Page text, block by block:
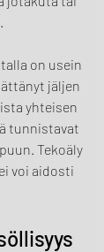
on usein
jäljen
yhteisen
tunnistavat
Tekoäly
voi aidosti